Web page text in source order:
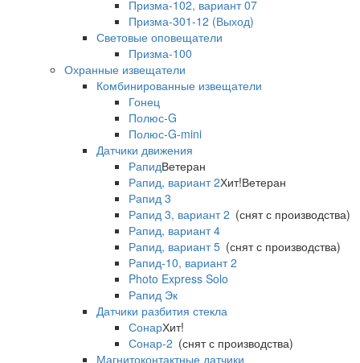
Призма-102, вариант 07
Призма-301-12 (Выход)
Световые оповещатели
Призма-100
Охранные извещатели
Комбинированные извещатели
Гонец
Полюс-G
Полюс-G-mini
Датчики движения
РапидВетеран
Рапид, вариант 2Хит!Ветеран
Рапид 3
Рапид 3, вариант 2 (снят с производства)
Рапид, вариант 4
Рапид, вариант 5 (снят с производства)
Рапид-10, вариант 2
Photo Express Solo
Рапид Эк
Датчики разбития стекла
СонарХит!
Сонар-2 (снят с производства)
Магнитоконтактные датчики